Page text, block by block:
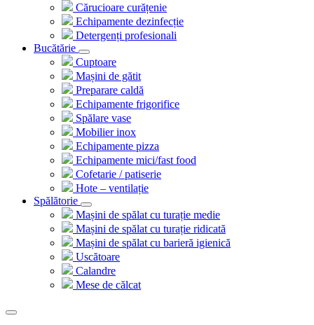
Cărucioare curățenie
Echipamente dezinfecție
Detergenți profesionali
Bucătărie
Cuptoare
Mașini de gătit
Preparare caldă
Echipamente frigorifice
Spălare vase
Mobilier inox
Echipamente pizza
Echipamente mici/fast food
Cofetarie / patiserie
Hote – ventilație
Spălătorie
Mașini de spălat cu turație medie
Mașini de spălat cu turație ridicată
Mașini de spălat cu barieră igienică
Uscătoare
Calandre
Mese de călcat